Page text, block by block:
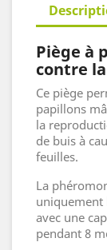
Piège à
contre
Ce piège
papillons
la
de buis à
feuilles.
La
uniquement
avec une
pendant 8